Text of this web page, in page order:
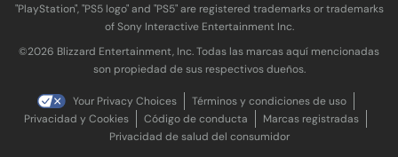
"PlayStation", "PS5 logo" and "PS5" are registered trademarks or trademarks
of Sony Interactive Entertainment Inc.
©2026 Blizzard Entertainment, Inc. Todas las marcas aquí mencionadas
son propiedad de sus respectivos dueños.
Your Privacy Choices
Términos y condiciones de uso
Privacidad y Cookies
Código de conducta
Marcas registradas
Privacidad de salud del consumidor